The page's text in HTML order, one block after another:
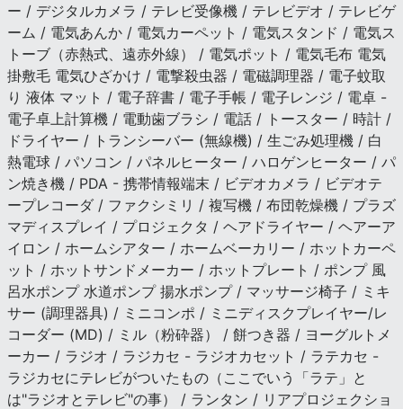
ー / デジタルカメラ / テレビ受像機 / テレビデオ / テレビゲ
ーム / 電気あんか / 電気カーペット / 電気スタンド / 電気ス
トーブ（赤熱式、遠赤外線） / 電気ポット / 電気毛布 電気
掛敷毛 電気ひざかけ / 電撃殺虫器 / 電磁調理器 / 電子蚊取
り 液体 マット / 電子辞書 / 電子手帳 / 電子レンジ / 電卓 -
電子卓上計算機 / 電動歯ブラシ / 電話 / トースター / 時計 /
ドライヤー / トランシーバー (無線機) / 生ごみ処理機 / 白
熱電球 / パソコン / パネルヒーター / ハロゲンヒーター / パ
ン焼き機 / PDA - 携帯情報端末 / ビデオカメラ / ビデオテ
ープレコーダ / ファクシミリ / 複写機 / 布団乾燥機 / プラズ
マディスプレイ / プロジェクタ / ヘアドライヤー / ヘアーア
イロン / ホームシアター / ホームベーカリー / ホットカーペ
ット / ホットサンドメーカー / ホットプレート / ポンプ 風
呂水ポンプ 水道ポンプ 揚水ポンプ / マッサージ椅子 / ミキ
サー (調理器具) / ミニコンポ / ミニディスクプレイヤー/レ
コーダー (MD) / ミル（粉砕器） / 餅つき器 / ヨーグルトメ
ーカー / ラジオ / ラジカセ - ラジオカセット / ラテカセ -
ラジカセにテレビがついたもの（ここでいう「ラテ」と
は"ラジオとテレビ"の事） / ランタン / リアプロジェクショ